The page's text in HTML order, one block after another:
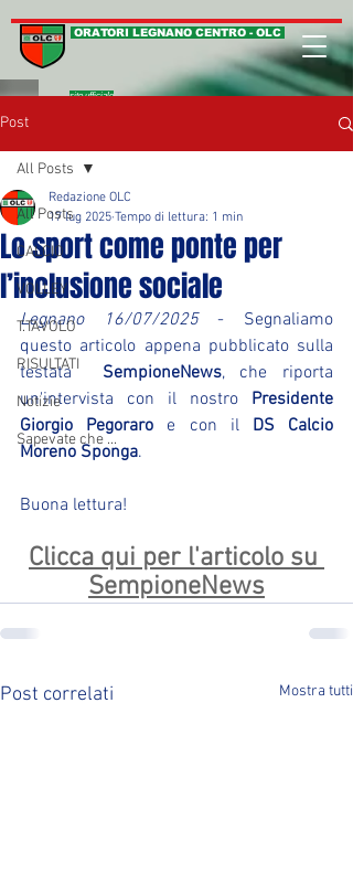
ORATORI LEGNANO CENTRO - OLC
sito ufficiale
Post
All Posts
CALCIO
VOLLEY
T.TAVOLO
RISULTATI
Notizie
Sapevate che ...
All Posts
Lo sport come ponte per
l’inclusione sociale
Redazione OLC
17 lug 2025 Tempo di lettura: 1 min
Legnano 16/07/2025 - Segnaliamo
questo articolo appena pubblicato sulla
testata SempioneNews, che riporta
un'intervista con il nostro Presidente
Giorgio Pegoraro e con il DS Calcio
Moreno Sponga.
Buona lettura!
Clicca qui per l'articolo su
SempioneNews
Post correlati Mostra tutti